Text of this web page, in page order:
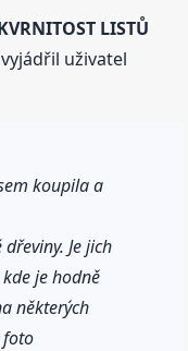
LISTŮ
uživatel
koupila a
Je jich
je hodně
některých
foto